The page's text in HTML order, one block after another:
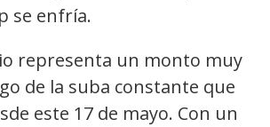
se enfría.
representa un monto muy
de la suba constante que
este 17 de mayo. Con un